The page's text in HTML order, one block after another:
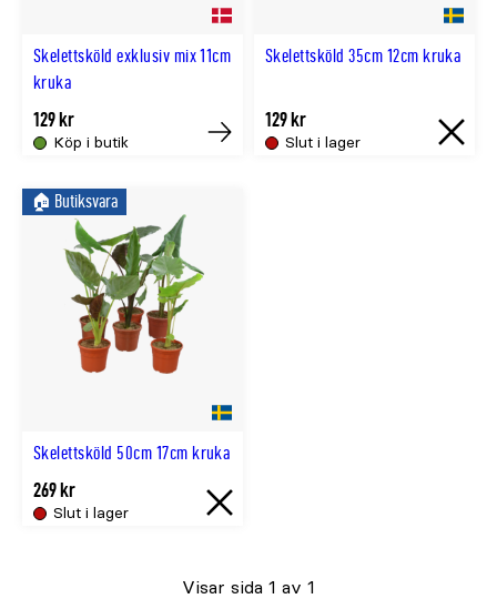
Skelettsköld exklusiv mix 11cm
kruka
Köp i butik
129 kr
Köp
Skelettsköld 35cm 12cm kruka
Slut i lager
129 kr
Slut
Skelettsköld 50cm 17cm kruka
🏠︎ Butiksvara
Slut i lager
269 kr
Slut
lager
Visar sida 1 av 1